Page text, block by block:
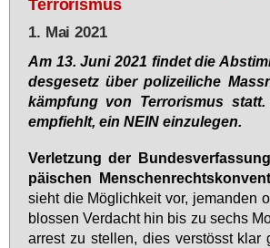
Terrorismus
1. Mai 2021
Am 13. Ju­ni 2021 fin­det die
des­ge­setz über po­li­zei­li­che
kämp­fung von Ter­ro­ris­mus statt.
emp­fiehlt, ein NEIN ein­zu­le­gen.
Ver­let­zung der
päi­schen
sieht die Mög­lich­keit vor, je­man­den
blos­sen Ver­dacht hin bis zu sechs
ar­rest zu stel­len, dies ver­stösst